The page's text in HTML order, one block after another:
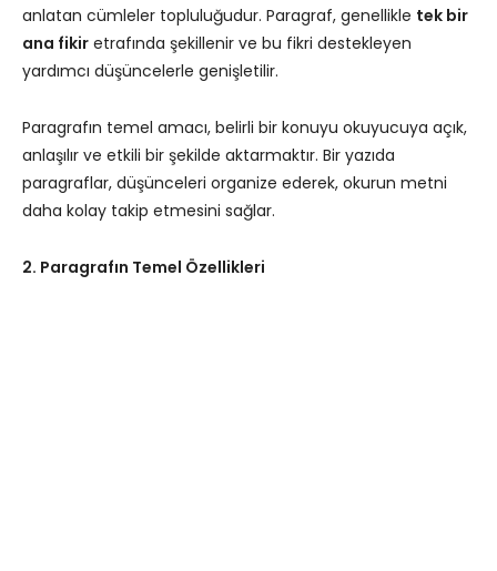
anlatan cümleler topluluğudur. Paragraf, genellikle tek bir
ana fikir etrafında şekillenir ve bu fikri destekleyen
yardımcı düşüncelerle genişletilir.
Paragrafın temel amacı, belirli bir konuyu okuyucuya açık,
anlaşılır ve etkili bir şekilde aktarmaktır. Bir yazıda
paragraflar, düşünceleri organize ederek, okurun metni
daha kolay takip etmesini sağlar.
2. Paragrafın Temel Özellikleri